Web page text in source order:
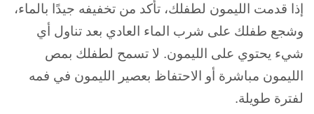
إذا قدمت الليمون لطفلك، تأكد من تخفيفه جيدًا بالماء،
وشجع طفلك على شرب الماء العادي بعد تناول أي
شيء يحتوي على الليمون. لا تسمح لطفلك بمص
الليمون مباشرة أو الاحتفاظ بعصير الليمون في فمه
لفترة طويلة.